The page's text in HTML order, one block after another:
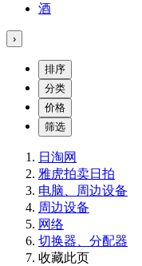
酒
›
排序
分类
价格
筛选
日淘网
雅虎拍卖日拍
电脑、周边设备
周边设备
网络
切换器、分配器
收藏此页